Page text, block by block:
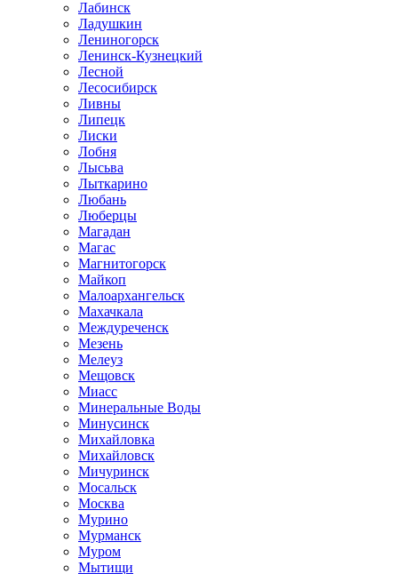
Лабинск
Ладушкин
Лениногорск
Ленинск-Кузнецкий
Лесной
Лесосибирск
Ливны
Липецк
Лиски
Лобня
Лысьва
Лыткарино
Любань
Люберцы
Магадан
Магас
Магнитогорск
Майкоп
Малоархангельск
Махачкала
Междуреченск
Мезень
Мелеуз
Мещовск
Миасс
Минеральные Воды
Минусинск
Михайловка
Михайловск
Мичуринск
Мосальск
Москва
Мурино
Мурманск
Муром
Мытищи